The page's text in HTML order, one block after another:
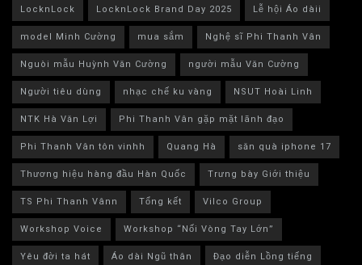
LocknLock
LocknLock Brand Day 2025
Lễ hội Áo dàii
model Minh Cường
mua sắm
Nghệ sĩ Phi Thanh Vân
Nguòi mẫu Huỳnh Văn Cường
người mẫu Văn Cường
Người tiêu dùng
nhạc chế ku vàng
NSUT Hoài Linh
NTK Hà Văn Lợi
Phi Thanh Vân gặp mặt lãnh đạo
Phi Thanh Vân tôn vinhh
Quang Hà
săn quà iphone 17
Thương hiệu hàng đầu Hàn Quốc
Trưng bày Giới thiệu
TS Phi Thanh Vânn
Tổng kết
Vilco Group
Workshop Voice
Workshop “Nối Vòng Tay Lớn”
Yêu đời ta hát
Áo dài Ngũ thân
Đạo diễn Lồng tiếng